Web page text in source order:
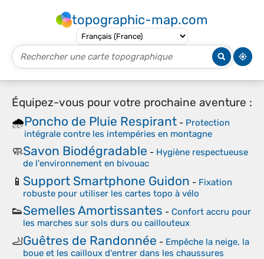
topographic-map.com
Équipez-vous pour votre prochaine aventure :
🌧️Poncho de Pluie Respirant - Protection
intégrale contre les intempéries en montagne
🧼Savon Biodégradable - Hygiène respectueuse
de l'environnement en bivouac
📱 Support Smartphone Guidon - Fixation
robuste pour utiliser les cartes topo à vélo
👟Semelles Amortissantes - Confort accru pour
les marches sur sols durs ou caillouteux
🦶Guêtres de Randonnée - Empêche la neige, la
boue et les cailloux d'entrer dans les chaussures